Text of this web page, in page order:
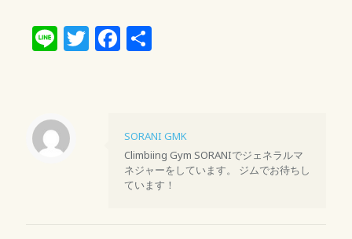
LineTwitter
Facebook
共
SORANI GMK
Climbiing Gym SORANIでジェネラルマ
ネジャーをしています。 ジムでお待ちし
ています！